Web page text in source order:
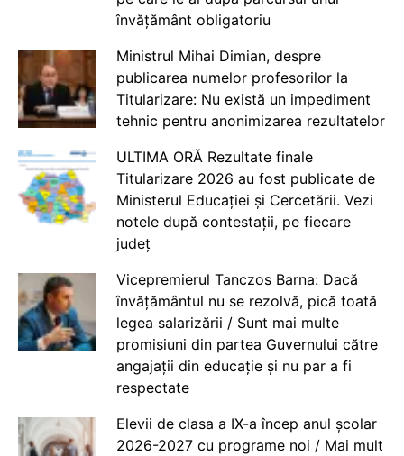
învățământ obligatoriu
Ministrul Mihai Dimian, despre
publicarea numelor profesorilor la
Titularizare: Nu există un impediment
tehnic pentru anonimizarea rezultatelor
ULTIMA ORĂ Rezultate finale
Titularizare 2026 au fost publicate de
Ministerul Educației și Cercetării. Vezi
notele după contestații, pe fiecare
județ
Vicepremierul Tanczos Barna: Dacă
învățământul nu se rezolvă, pică toată
legea salarizării / Sunt mai multe
promisiuni din partea Guvernului către
angajații din educație și nu par a fi
respectate
Elevii de clasa a IX-a încep anul școlar
2026-2027 cu programe noi / Mai mult